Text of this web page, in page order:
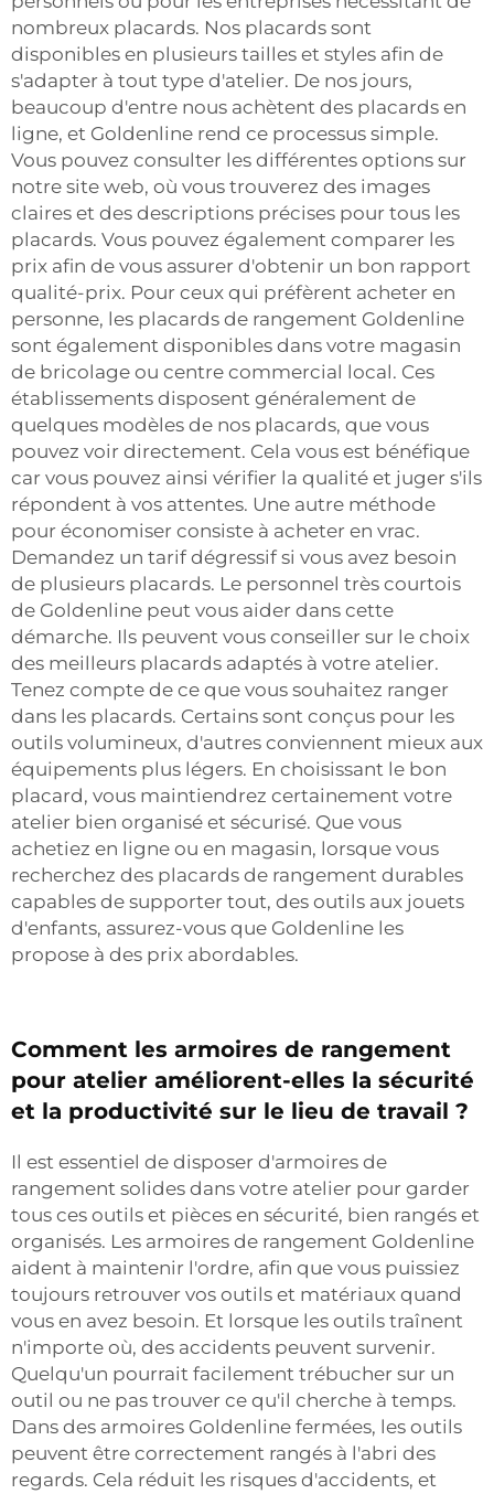
nombreux placards. Nos placards sont
disponibles en plusieurs tailles et styles afin de
s'adapter à tout type d'atelier. De nos jours,
beaucoup d'entre nous achètent des placards en
ligne, et Goldenline rend ce processus simple.
Vous pouvez consulter les différentes options sur
notre site web, où vous trouverez des images
claires et des descriptions précises pour tous les
placards. Vous pouvez également comparer les
prix afin de vous assurer d'obtenir un bon rapport
qualité-prix. Pour ceux qui préfèrent acheter en
personne, les placards de rangement Goldenline
sont également disponibles dans votre magasin
de bricolage ou centre commercial local. Ces
établissements disposent généralement de
quelques modèles de nos placards, que vous
pouvez voir directement. Cela vous est bénéfique
car vous pouvez ainsi vérifier la qualité et juger s'ils
répondent à vos attentes. Une autre méthode
pour économiser consiste à acheter en vrac.
Demandez un tarif dégressif si vous avez besoin
de plusieurs placards. Le personnel très courtois
de Goldenline peut vous aider dans cette
démarche. Ils peuvent vous conseiller sur le choix
des meilleurs placards adaptés à votre atelier.
Tenez compte de ce que vous souhaitez ranger
dans les placards. Certains sont conçus pour les
outils volumineux, d'autres conviennent mieux aux
équipements plus légers. En choisissant le bon
placard, vous maintiendrez certainement votre
atelier bien organisé et sécurisé. Que vous
achetiez en ligne ou en magasin, lorsque vous
recherchez des placards de rangement durables
capables de supporter tout, des outils aux jouets
d'enfants, assurez-vous que Goldenline les
propose à des prix abordables.
Comment les armoires de rangement
pour atelier améliorent-elles la sécurité
et la productivité sur le lieu de travail ?
Il est essentiel de disposer d'armoires de
rangement solides dans votre atelier pour garder
tous ces outils et pièces en sécurité, bien rangés et
organisés. Les armoires de rangement Goldenline
aident à maintenir l'ordre, afin que vous puissiez
toujours retrouver vos outils et matériaux quand
vous en avez besoin. Et lorsque les outils traînent
n'importe où, des accidents peuvent survenir.
Quelqu'un pourrait facilement trébucher sur un
outil ou ne pas trouver ce qu'il cherche à temps.
Dans des armoires Goldenline fermées, les outils
peuvent être correctement rangés à l'abri des
regards. Cela réduit les risques d'accidents, et